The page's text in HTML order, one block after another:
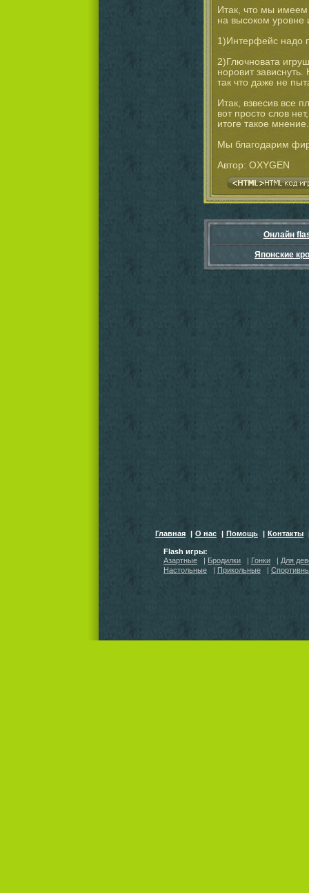
Итак, что мы имеем
на высоком уровне
1)Интерфейс надо
2)Глючновата
норовит
так что даже не
Итак, взвесив все
вот просто слов
итоге такое мнение.
Мы благодарим
Автор: OXYGEN
Онлайн
Японские
Главная | О нас | Помощь | Контакты
Flash игры:
Азартные
| Бродилки | Гонки | Для
Настольные
| Прикольные |